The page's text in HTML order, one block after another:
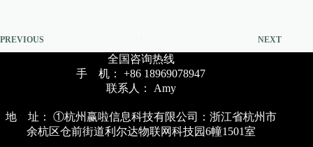
PREVIOUS NEXT
全国咨询热线
手 机： +86 18969078947
联系人： Amy
地 址： ①杭州赢啦信息科技有限公司：浙江省杭州市
余杭区仓前街道利尔达物联网科技园6幢1501室